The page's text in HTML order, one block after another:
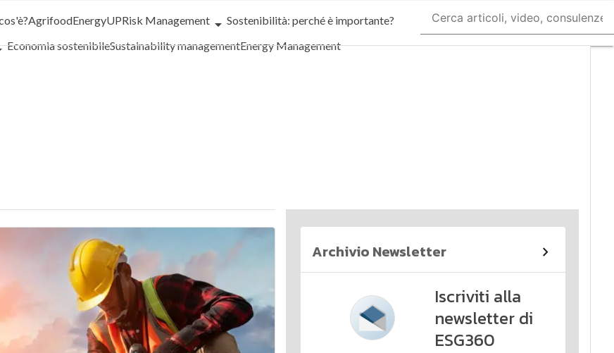
AgrifoodEnergyUPRisk Management
Sostenibilità: perché è importante?
Economia sostenibileSustainability managementEnergy Management
Archivio Newsletter
Iscriviti alla
newsletter di
ESG360